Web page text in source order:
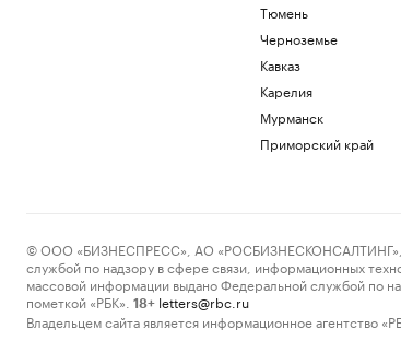
Тюмень
Черноземье
Кавказ
Карелия
Мурманск
Приморский край
© ООО «БИЗНЕСПРЕСС», АО «РОСБИЗНЕСКОНСАЛТИНГ»,
службой по надзору в сфере связи, информационных
массовой информации выдано Федеральной службой по
пометкой «РБК».
18+ letters@rbc.ru
Владельцем сайта является информационное агентство